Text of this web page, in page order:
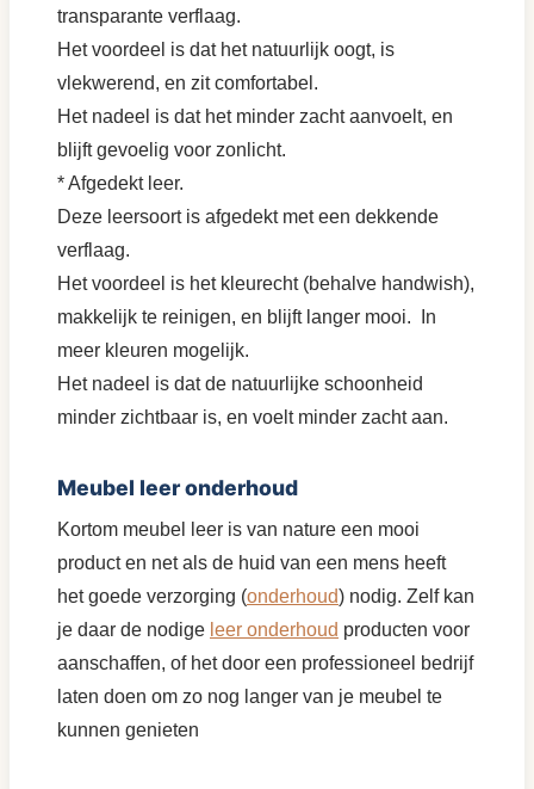
transparante verflaag.
Het voordeel is dat het natuurlijk oogt, is
vlekwerend, en zit comfortabel.
Het nadeel is dat het minder zacht aanvoelt, en
blijft gevoelig voor zonlicht.
* Afgedekt leer.
Deze leersoort is afgedekt met een dekkende
verflaag.
Het voordeel is het kleurecht (behalve handwish),
makkelijk te reinigen, en blijft langer mooi. In
meer kleuren mogelijk.
Het nadeel is dat de natuurlijke schoonheid
minder zichtbaar is, en voelt minder zacht aan.
Meubel leer onderhoud
Kortom meubel leer is van nature een mooi
product en net als de huid van een mens heeft
het goede verzorging (onderhoud) nodig. Zelf kan
je daar de nodige leer onderhoud producten voor
aanschaffen, of het door een professioneel bedrijf
laten doen om zo nog langer van je meubel te
kunnen genieten